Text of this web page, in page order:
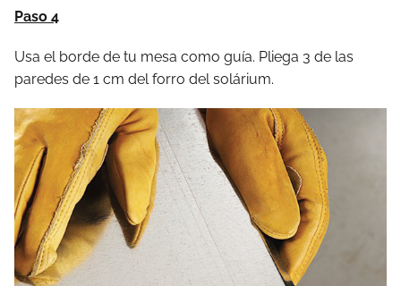
Paso 4
Usa el borde de tu mesa como guía. Pliega 3 de las
paredes de 1 cm del forro del solárium.